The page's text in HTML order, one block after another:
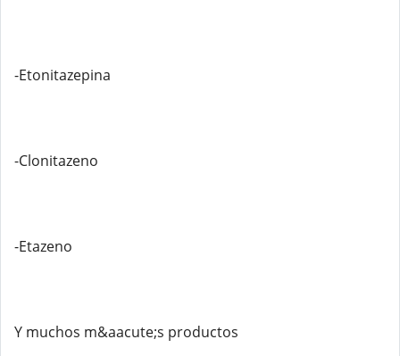
-Etonitazepina
-Clonitazeno
-Etazeno
Y muchos m&aacute;s productos